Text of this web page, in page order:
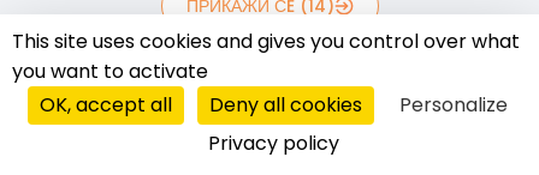
ПРИКАЖИ СÈ (14)
ФРАНШИЗИ (13)
ПАРТНЕРСКИ СИСТЕМИ (0)
This site uses cookies and gives you control over what
you want to activate
OK, accept all
Deny all cookies
Personalize
Privacy policy